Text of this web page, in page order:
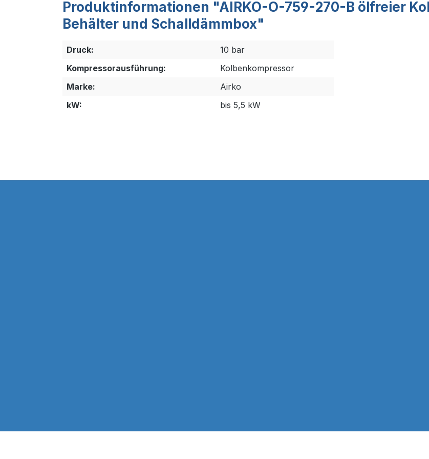
Produktinformationen "AIRKO-O-759-270-B ölfreier
Behälter und Schalldämmbox"
Druck:
10 bar
Kompressorausführung:
Kolbenkompressor
Marke:
Airko
kW:
bis 5,5 kW